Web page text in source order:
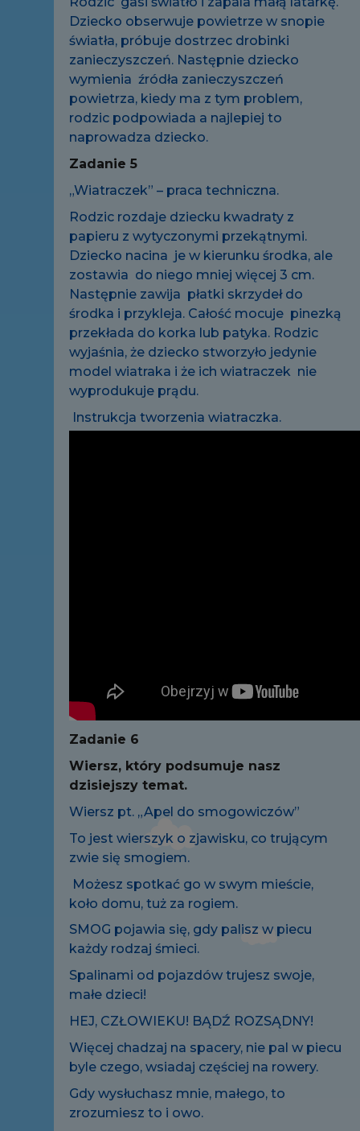
Dziecko obserwuje powietrze w snopie
światła, próbuje dostrzec drobinki
zanieczyszczeń. Następnie dziecko
wymienia źródła zanieczyszczeń
powietrza, kiedy ma z tym problem,
rodzic podpowiada a najlepiej to
naprowadza dziecko.
Zadanie 5
„Wiatraczek” – praca techniczna.
Rodzic rozdaje dziecku kwadraty z
papieru z wytyczonymi przekątnymi.
Dziecko nacina je w kierunku środka, ale
zostawia do niego mniej więcej 3 cm.
Następnie zawija płatki skrzydeł do
środka i przykleja. Całość mocuje pinezką
przekłada do korka lub patyka. Rodzic
wyjaśnia, że dziecko stworzyło jedynie
model wiatraka i że ich wiatraczek nie
wyprodukuje prądu.
Instrukcja tworzenia wiatraczka.
Zadanie 6
Wiersz, który podsumuje nasz
dzisiejszy temat.
Wiersz pt. „Apel do smogowiczów”
To jest wierszyk o zjawisku, co trującym
zwie się smogiem.
Możesz spotkać go w swym mieście,
koło domu, tuż za rogiem.
SMOG pojawia się, gdy palisz w piecu
każdy rodzaj śmieci.
Spalinami od pojazdów trujesz swoje,
małe dzieci!
HEJ, CZŁOWIEKU! BĄDŹ ROZSĄDNY!
Więcej chadzaj na spacery, nie pal w piecu
byle czego, wsiadaj częściej na rowery.
Gdy wysłuchasz mnie, małego, to
zrozumiesz to i owo.